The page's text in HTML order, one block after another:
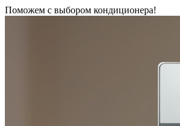
Поможем с выбором кондиционера!